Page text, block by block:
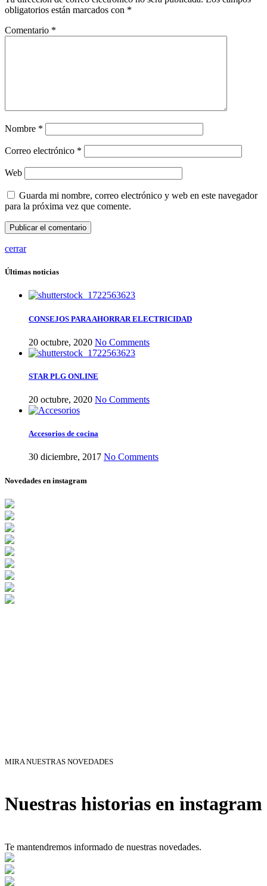
obligatorios están marcados con *
Comentario *
Nombre *
Correo electrónico *
Web
Guarda mi nombre, correo electrónico y web en este navegador
para la próxima vez que comente.
cerrar
Últimas noticias
CONSEJOS PARA AHORRAR ELECTRICIDAD
20 octubre, 2020 No Comments
STAR PLG ONLINE
20 octubre, 2020 No Comments
Accesorios de cocina
30 diciembre, 2017 No Comments
Novedades en instagram
MIRA NUESTRAS NOVEDADES
Nuestras historias en instagram
Te mantendremos informado de nuestras novedades.